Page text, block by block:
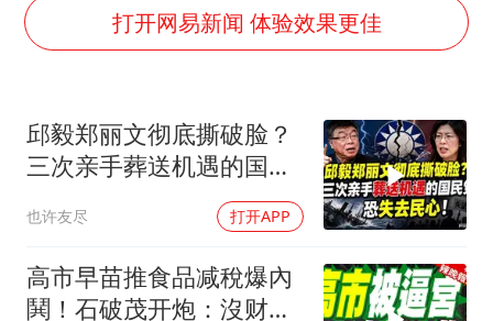
五粮液渠道价一箱上涨近百元
法国下周开始禁止未经同意的电话营销
郑国霖回应去景区上班被保安拦下
CIA被曝已秘密设立古巴工作组
曝韩足协曾为外籍裁判安排性招待
萧敬腾：不忍心让妻子承受生育的苦
奋进开新局 实干挑大梁
打开网易新闻 体验效果更佳
邱毅郑丽文彻底撕破脸？
三次亲手葬送机遇的国民
也许友尽 打开APP
高市早苗推食品减稅爆內
鬨！石破茂开炮：沒财源